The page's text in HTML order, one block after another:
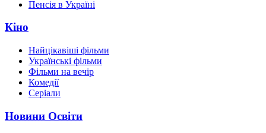
Пенсія в Україні
Кіно
Найцікавіші фільми
Українські фільми
Фільми на вечір
Комедії
Серіали
Новини Освіти